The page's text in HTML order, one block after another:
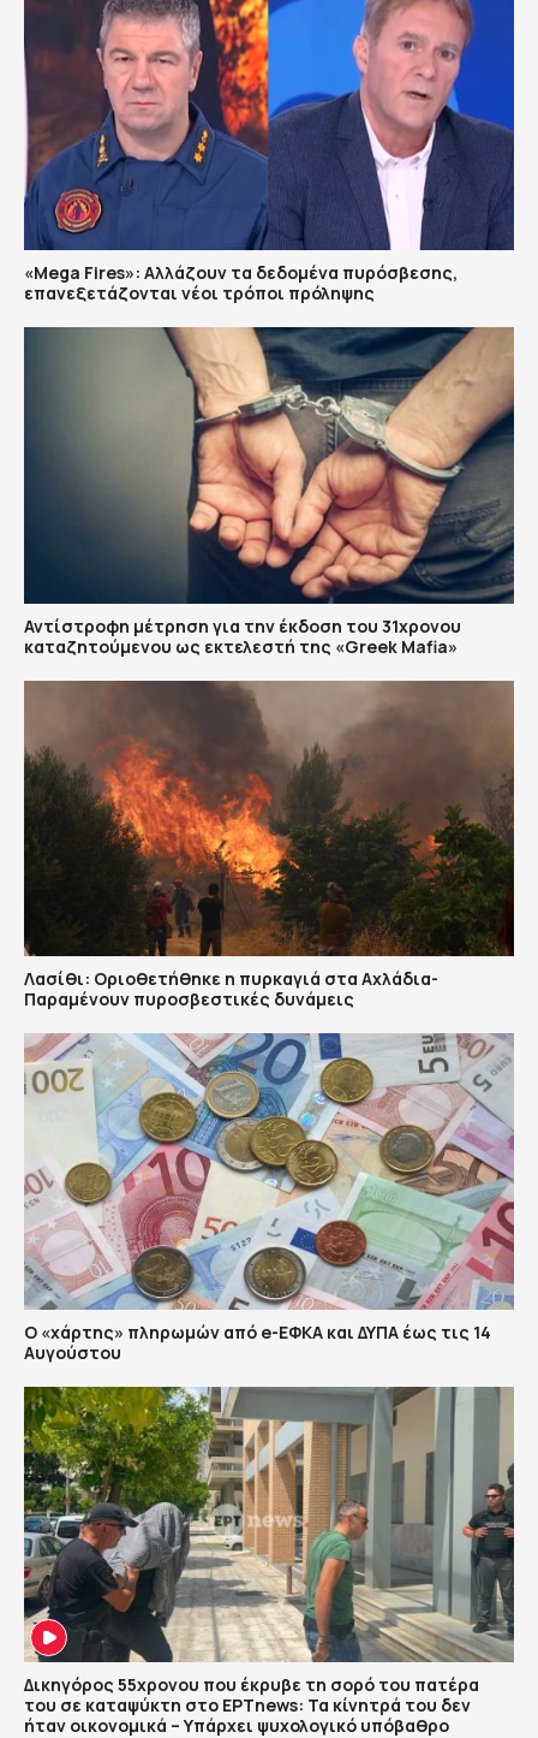
«Mega Fires»: Αλλάζουν τα δεδομένα πυρόσβεσης,
επανεξετάζονται νέοι τρόποι πρόληψης
Αντίστροφη μέτρηση για την έκδοση του 31χρονου
καταζητούμενου ως εκτελεστή της «Greek Mafia»
Λασίθι: Οριοθετήθηκε η πυρκαγιά στα Αχλάδια-
Παραμένουν πυροσβεστικές δυνάμεις
Ο «χάρτης» πληρωμών από e-ΕΦΚΑ και ΔΥΠΑ έως τις 14
Αυγούστου
Δικηγόρος 55χρονου που έκρυβε τη σορό του πατέρα
του σε καταψύκτη στο ΕΡΤnews: Τα κίνητρά του δεν
ήταν οικονομικά – Υπάρχει ψυχολογικό υπόβαθρο